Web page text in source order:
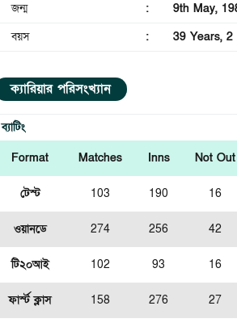
জন্ম
:
9th May,
বয়স
: 39 Years, 2
ক্যারিয়ার পরিসংখ্যান
ব্যাটিং
Format
Matches Inns Not Out
টেস্ট 103 190 16
ওয়ানডে 274 256 42
টি২০আই 102 93 16
ফার্স্ট ক্লাস 158 276 27